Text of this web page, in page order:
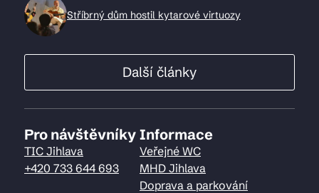
Stříbrný dům hostil kytarové virtuozy
Další články
Pro návštěvníky
TIC Jihlava
+420 733 644 693
Informace
Veřejné WC
MHD Jihlava
Doprava a parkování